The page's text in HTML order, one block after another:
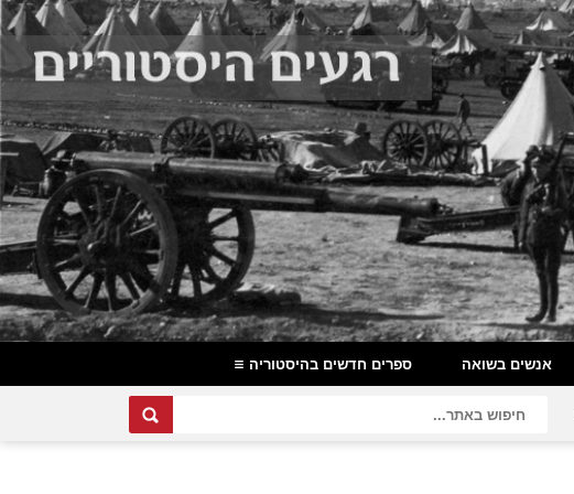
אנשים בשואה ספרים חדשים בהיסטוריה